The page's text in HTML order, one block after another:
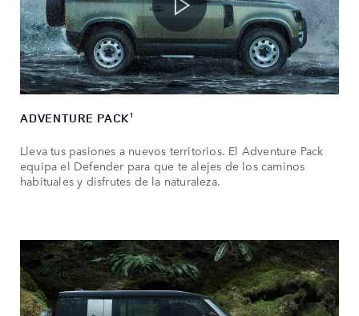
ADVENTURE PACK1
Lleva tus pasiones a nuevos territorios. El Adventure Pack
equipa el Defender para que te alejes de los caminos
habituales y disfrutes de la naturaleza.